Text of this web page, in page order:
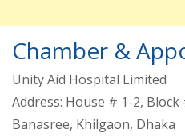
Chamber &
Unity Aid Hospital Limited
Address: House # 1-2,
Banasree, Khilgaon, Dhaka